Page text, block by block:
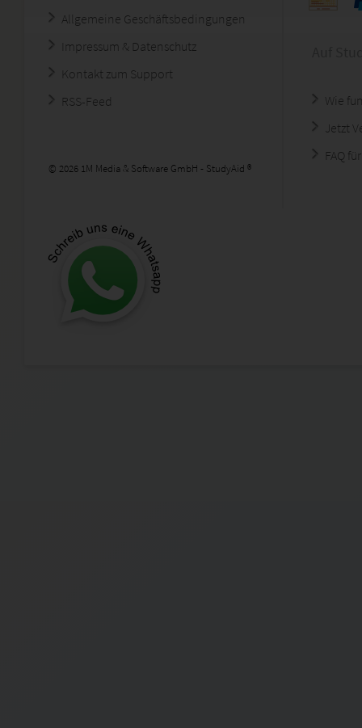
Allgemeine Geschäftsbedingungen
Impressum & Datenschutz
Kontakt zum Support
RSS-Feed
© 2026 1M Media & Software GmbH - StudyAid ®
Wie
Jetzt
FAQ